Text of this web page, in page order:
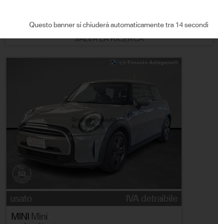
Questo banner si chiuderà automaticamente tra 13 secondi
SALVA LA RICERCA
usato
IVA detraibile
MINI
Mini